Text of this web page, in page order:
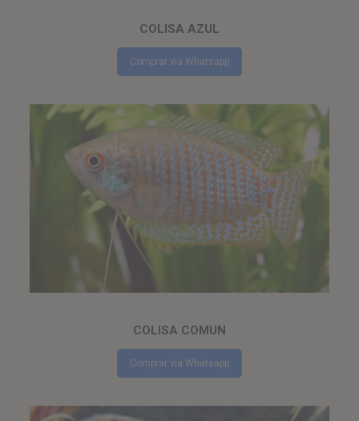
COLISA AZUL
Comprar via Whatsapp
COLISA COMUN
Comprar via Whatsapp